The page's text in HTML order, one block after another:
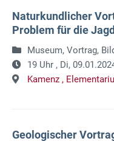
Naturkundlicher
Problem für die
Museum, Vortrag,
19 Uhr , Di,
Kamenz ,
Geologischer